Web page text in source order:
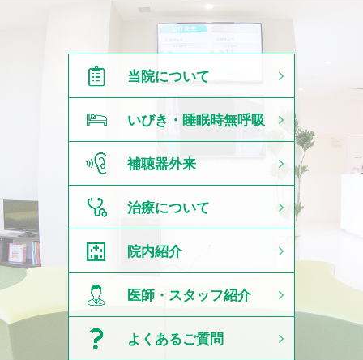
当院について
いびき・ 睡眠時無呼吸
症候群
補聴器外来
治療について
院内紹介
医師・スタッフ紹介
よくあるご質問